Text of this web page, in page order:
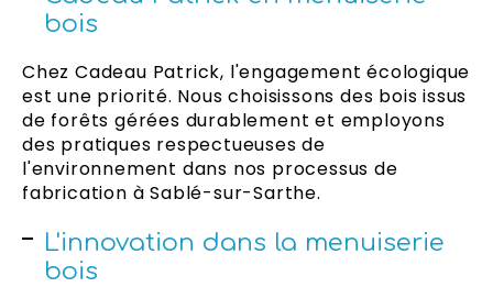
bois
Chez Cadeau Patrick, l'engagement écologique
est une priorité. Nous choisissons des bois issus
de forêts gérées durablement et employons
des pratiques respectueuses de
l'environnement dans nos processus de
fabrication à Sablé-sur-Sarthe.
L'innovation dans la menuiserie
bois